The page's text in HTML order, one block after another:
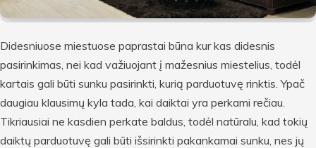
Didesniuose miestuose paprastai būna kur kas didesnis
pasirinkimas, nei kad važiuojant į mažesnius miestelius, todėl
kartais gali būti sunku pasirinkti, kurią parduotuvę rinktis. Ypač
daugiau klausimų kyla tada, kai daiktai yra perkami rečiau.
Tikriausiai ne kasdien perkate baldus, todėl natūralu, kad tokių
daiktų parduotuvę gali būti išsirinkti pakankamai sunku, nes jų